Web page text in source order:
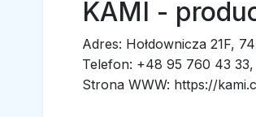
KAMI -
Adres: Hołdownicza 21F,
Telefon: +48 95 760 43
Strona WWW: https://